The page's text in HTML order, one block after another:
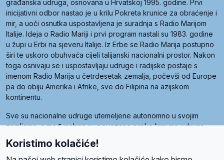
građanska udruga, osnovana u Hrvatskoj 1995. godine. Prvi
inicijativni odbor nastao je u krilu Pokreta krunice za obraćenje i
mir, a uoči osnutka uspostavljena je suradnja s Radio Marijom
Italije. Ideja o Radio Mariji i prvi program nastali su 1983. godine
u župi u Erbi na sjeveru Italije. Iz Erbe se Radio Marija postupno
širi te uskoro obuhvaća cijeli talijanski nacionalni prostor. Nakon
toga osnivaju se i uspostavljaju udruge i radijske postaje s
imenom Radio Marija u četrdesetak zemalja, počevši od Europe
pa do obiju Amerika i Afrike, sve do Filipina na azijskom
kontinentu.
Sve su nacionalne udruge utemeljene autonomno u svojim
zemljama, a međusobna su povezane preko krovne udruge
Radio Maria). Svjetsku obitelj utemeljilo je sedam članica, među
kojima je i hrvatska Udruga Radio Marija.
Koristimo kolačiće!